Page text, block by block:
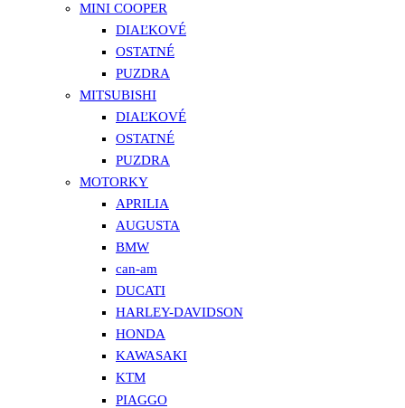
MINI COOPER
DIAĽKOVÉ
OSTATNÉ
PUZDRA
MITSUBISHI
DIAĽKOVÉ
OSTATNÉ
PUZDRA
MOTORKY
APRILIA
AUGUSTA
BMW
can-am
DUCATI
HARLEY-DAVIDSON
HONDA
KAWASAKI
KTM
PIAGGO